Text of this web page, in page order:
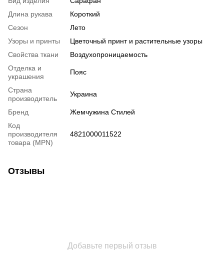
Длина рукава
Короткий
Сезон
Лето
Узоры и принты
Цветочный принт и растительные узоры
Свойства ткани
Воздухопроницаемость
Отделка и
украшения
Пояс
Страна
производитель
Украина
Бренд
Жемчужина Стилей
Код
производителя
товара (MPN)
4821000011522
Отзывы
Добавьте первый отзыв